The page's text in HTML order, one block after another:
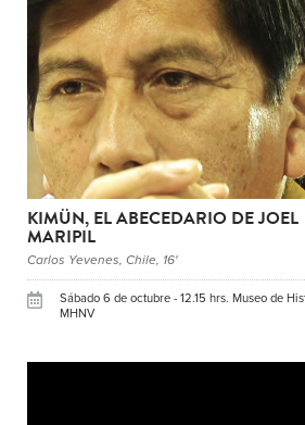
KIMÜN, EL ABECEDARIO DE JOEL
MARIPIL
Carlos Yevenes, Chile, 16'
Sábado 6 de octubre - 12.15 hrs. Museo de
MHNV